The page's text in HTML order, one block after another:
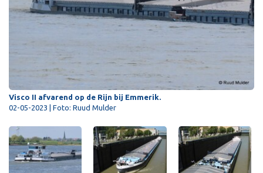
Visco II afvarend op de Rijn bij Emmerik.
02-05-2023 | Foto: Ruud Mulder